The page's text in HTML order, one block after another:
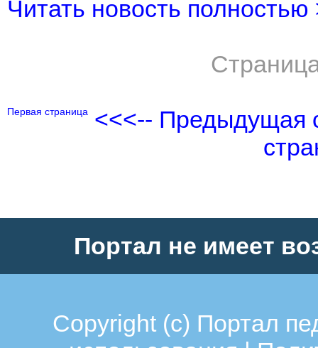
Читать новость полностью
Первая страница
<<<-- Предыдущая
Портал не имеет
Copyright (c) Портал